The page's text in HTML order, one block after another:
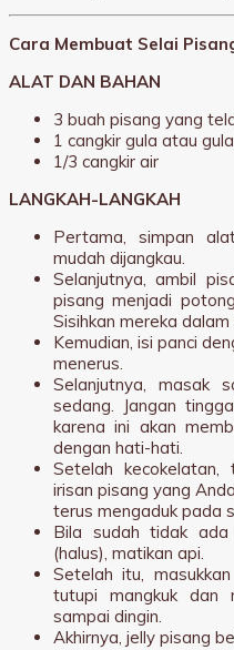
Cara Membuat Selai
ALAT DAN BAHAN
3 buah pisang yang
1 cangkir gula atau
1/3 cangkir air
LANGKAH-LANGKAH
Pertama, simpan
mudah dijangkau.
Selanjutnya, ambil
pisang menjadi
Sisihkan mereka
Kemudian, isi panci
menerus.
Selanjutnya, masak
sedang. Jangan
karena ini akan
dengan hati-hati.
Setelah
irisan pisang yang
terus mengaduk pada
Bila sudah tidak
(halus), matikan api.
Setelah itu,
tutupi mangkuk dan
sampai dingin.
Akhirnya, jelly pisang